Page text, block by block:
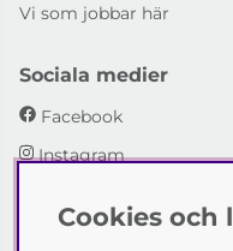
Vi som jobbar här
Sociala medier
Facebook
Instagram
Emmaboda Möbler
Cookies